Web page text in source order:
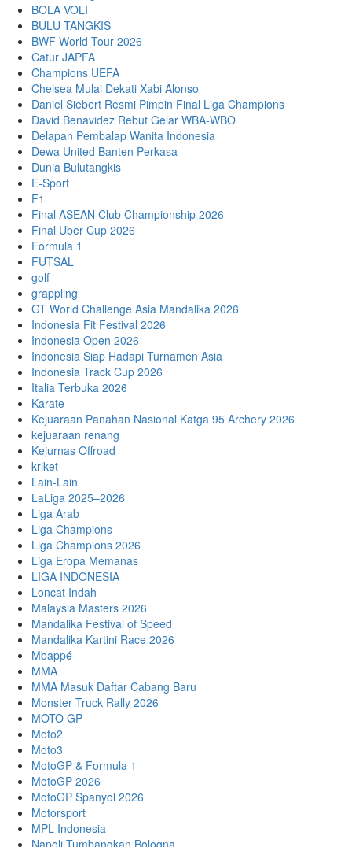
BOLA VOLI
BULU TANGKIS
BWF World Tour 2026
Catur JAPFA
Champions UEFA
Chelsea Mulai Dekati Xabi Alonso
Daniel Siebert Resmi Pimpin Final Liga Champions
David Benavidez Rebut Gelar WBA-WBO
Delapan Pembalap Wanita Indonesia
Dewa United Banten Perkasa
Dunia Bulutangkis
E-Sport
F1
Final ASEAN Club Championship 2026
Final Uber Cup 2026
Formula 1
FUTSAL
golf
grappling
GT World Challenge Asia Mandalika 2026
Indonesia Fit Festival 2026
Indonesia Open 2026
Indonesia Siap Hadapi Turnamen Asia
Indonesia Track Cup 2026
Italia Terbuka 2026
Karate
Kejuaraan Panahan Nasional Katga 95 Archery 2026
kejuaraan renang
Kejurnas Offroad
kriket
Lain-Lain
LaLiga 2025–2026
Liga Arab
Liga Champions
Liga Champions 2026
Liga Eropa Memanas
LIGA INDONESIA
Loncat Indah
Malaysia Masters 2026
Mandalika Festival of Speed
Mandalika Kartini Race 2026
Mbappé
MMA
MMA Masuk Daftar Cabang Baru
Monster Truck Rally 2026
MOTO GP
Moto2
Moto3
MotoGP & Formula 1
MotoGP 2026
MotoGP Spanyol 2026
Motorsport
MPL Indonesia
Napoli Tumbangkan Bologna